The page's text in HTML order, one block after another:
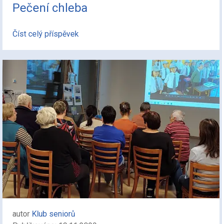
Pečení chleba
Číst celý příspěvek
autor Klub seniorů